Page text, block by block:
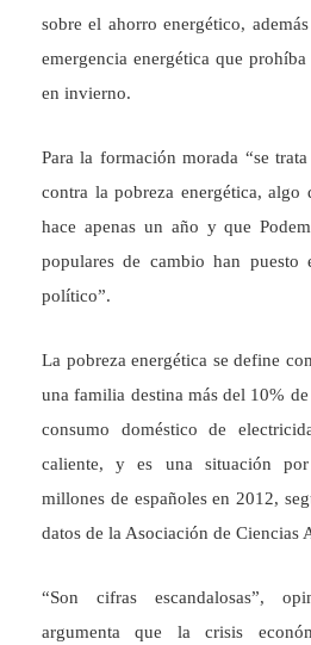
sobre el ahorro energético,
emergencia energética que
en invierno.
Para la formación morada “se
contra la pobreza energética, algo
hace apenas un año y que
populares de cambio han puesto
político”.
La pobreza energética se define
una familia destina más del 10%
consumo doméstico de
caliente, y es una situación
millones de españoles en 2012,
datos de la Asociación de Ciencias
“Son cifras escandalosas”,
argumenta que la crisis